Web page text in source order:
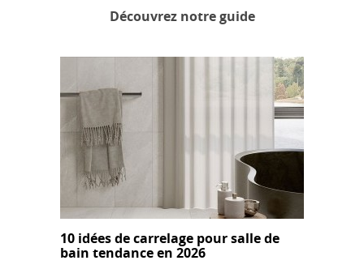
Découvrez notre guide
10 idées de carrelage pour salle de
bain tendance en 2026